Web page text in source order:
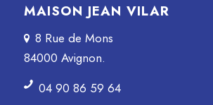
MAISON JEAN VILAR
8 Rue de Mons
84000 Avignon.
04 90 86 59 64